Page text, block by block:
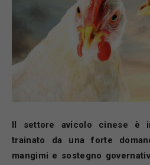
Il settore avicolo cinese è
trainato da una forte
mangimi e sostegno